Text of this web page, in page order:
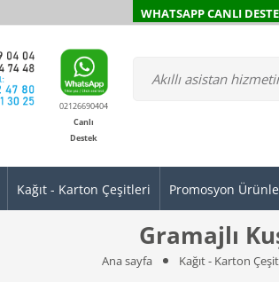
WHATSAPP CANLI
02126690404
Canlı
Destek
Kağıt - Karton Çeşitleri Promosyon
Gramajlı
Ana sayfa Kağıt - Karton